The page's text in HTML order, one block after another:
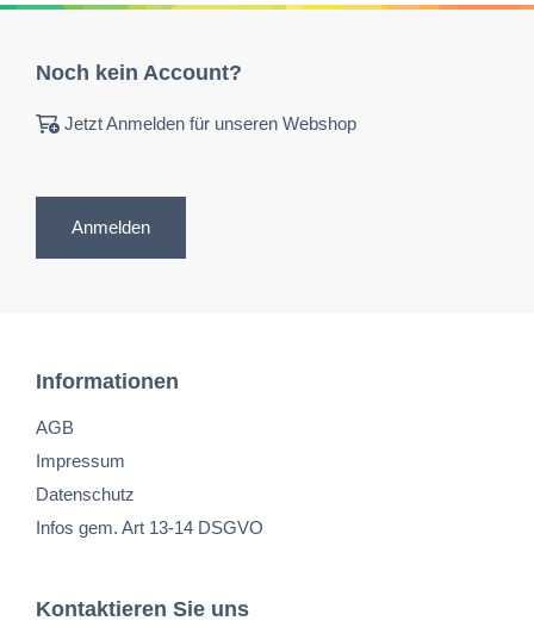
Noch kein Account?
Jetzt Anmelden für unseren Webshop
Anmelden
Informationen
AGB
Impressum
Datenschutz
Infos gem. Art 13-14 DSGVO
Kontaktieren Sie uns